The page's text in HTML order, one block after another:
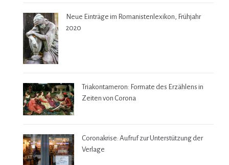
Neue Einträge im Romanistenlexikon, Frühjahr
2020
Triakontameron: Formate des Erzählens in
Zeiten von Corona
Coronakrise: Aufruf zur Unterstützung der
Verlage